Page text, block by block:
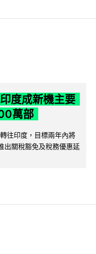
度成新機主要
萬部
往印度，目標兩年內將
出關稅豁免及稅務優惠延